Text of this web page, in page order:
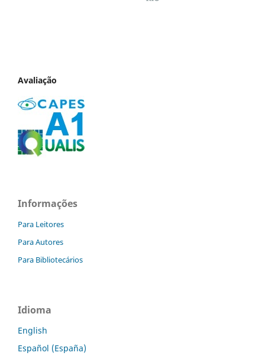
Avaliação
Informações
Para Leitores
Para Autores
Para Bibliotecários
Idioma
English
Español (España)